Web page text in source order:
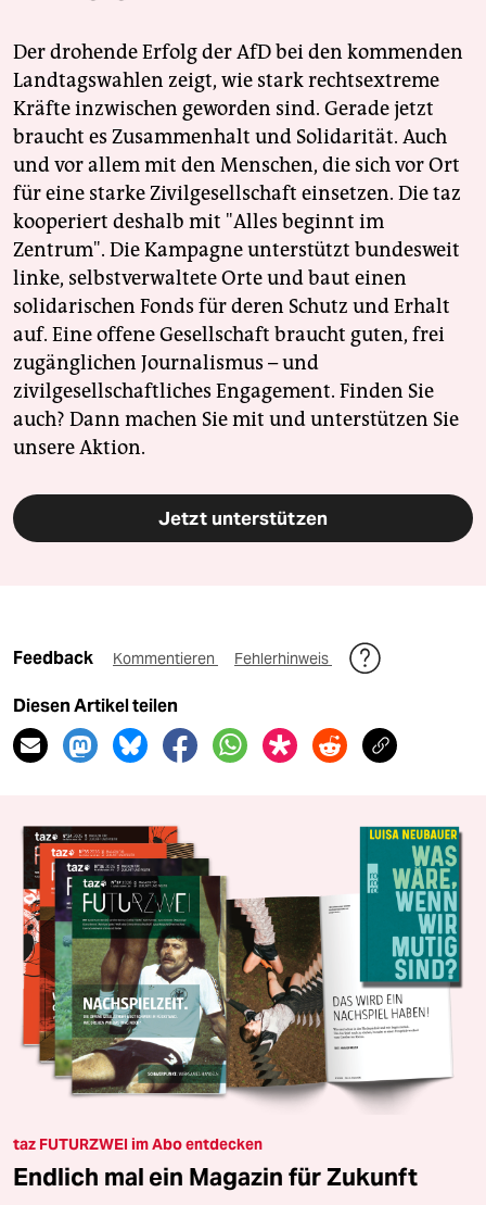
Der drohende Erfolg der AfD bei den kommenden
Landtagswahlen zeigt, wie stark rechtsextreme
Kräfte inzwischen geworden sind. Gerade jetzt
braucht es Zusammenhalt und Solidarität. Auch
und vor allem mit den Menschen, die sich vor Ort
für eine starke Zivilgesellschaft einsetzen. Die taz
kooperiert deshalb mit "Alles beginnt im
Zentrum". Die Kampagne unterstützt bundesweit
linke, selbstverwaltete Orte und baut einen
solidarischen Fonds für deren Schutz und Erhalt
auf. Eine offene Gesellschaft braucht guten, frei
zugänglichen Journalismus – und
zivilgesellschaftliches Engagement. Finden Sie
auch? Dann machen Sie mit und unterstützen Sie
unsere Aktion.
Jetzt unterstützen
Feedback Kommentieren Fehlerhinweis
Diesen Artikel teilen
taz FUTURZWEI im Abo entdecken
Endlich mal ein Magazin für Zukunft